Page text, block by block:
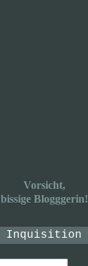
Vorsicht,
bissige Blogggerin!
Inquisition